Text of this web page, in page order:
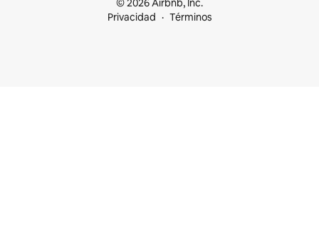
© 2026 Airbnb, Inc.
Privacidad
Términos